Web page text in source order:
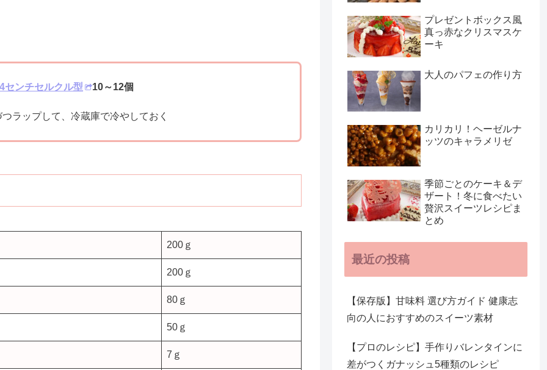
センチセルクル型 10～12個
ラップして、冷蔵庫で冷やしておく
200ｇ
200ｇ
80ｇ
50ｇ
7ｇ
プレゼントボックス風
真っ赤なクリスマスケ
ーキ
大人のパフェの作り方
カリカリ！ヘーゼルナ
ッツのキャラメリゼ
季節ごとのケーキ＆デ
ザート！冬に食べたい
贅沢スイーツレシピま
とめ
最近の投稿
【保存版】甘味料 選び方ガイド 健康志
向の人におすすめのスイーツ素材
【プロのレシピ】手作りバレンタインに
差がつくガナッシュ5種類のレシピ